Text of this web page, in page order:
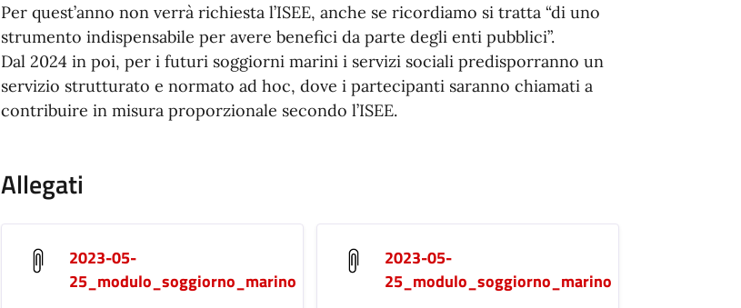
Per quest’anno non verrà richiesta l’ISEE, anche se ricordiamo si tratta “di uno
strumento indispensabile per avere benefici da parte degli enti pubblici”.
Dal 2024 in poi, per i futuri soggiorni marini i servizi sociali predisporranno un
servizio strutturato e normato ad hoc, dove i partecipanti saranno chiamati a
contribuire in misura proporzionale secondo l’ISEE.
Allegati
2023-05-
25_modulo_soggiorno_marino
2023-05-
25_modulo_soggiorno_marino